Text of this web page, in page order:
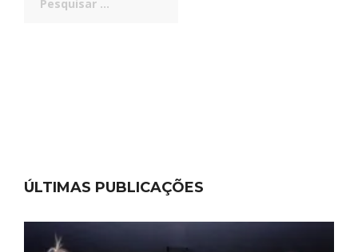
por:
ÚLTIMAS PUBLICAÇÕES